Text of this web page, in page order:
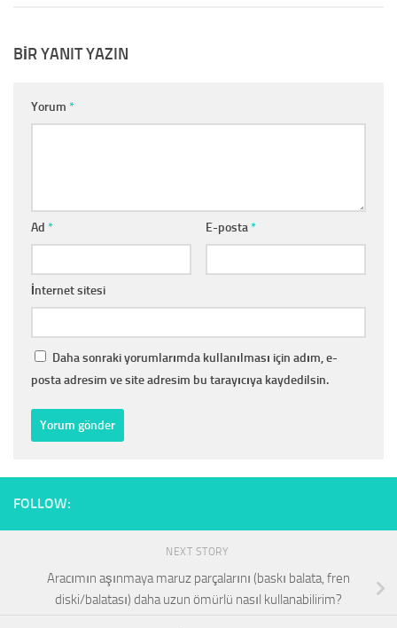
BIR YANIT YAZIN
Yorum *
Ad * E-posta*
İnternet sitesi
Daha sonraki yorumlarımda kullanılması için adım, e-
posta adresim ve site adresim bu tarayıcıya kaydedilsin.
FOLLOW:
NEXT STORY
Aracımın aşınmaya maruz parçalarını (baskı balata, fren
diski/balatası) daha uzun ömürlü nasıl kullanabilirim?